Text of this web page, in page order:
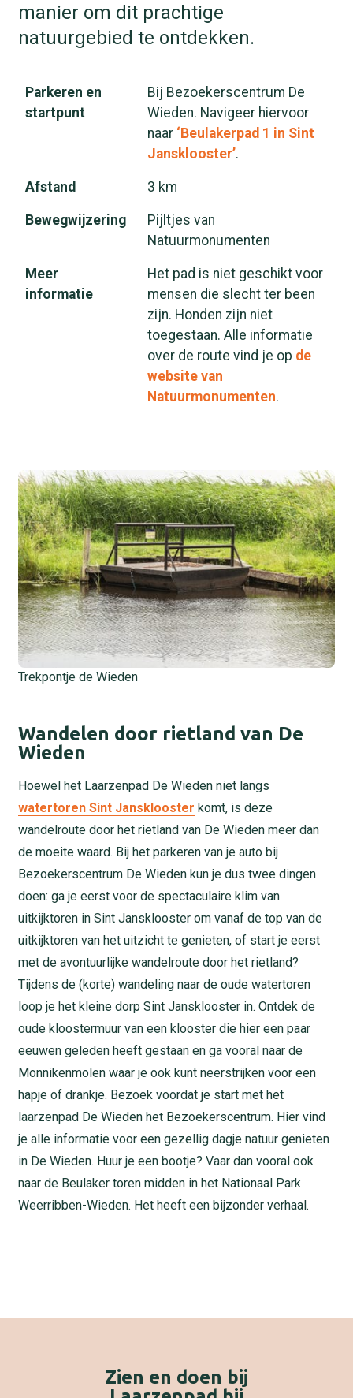
manier om dit prachtige
natuurgebied te ontdekken.
Parkeren en
startpunt
Bij Bezoekerscentrum De
Wieden. Navigeer hiervoor
naar ‘Beulakerpad 1 in Sint
Jansklooster’.
Afstand 3 km
Bewegwijzering
Pijltjes van
Natuurmonumenten
Meer
informatie
Het pad is niet geschikt voor
mensen die slecht ter been
zijn. Honden zijn niet
toegestaan. Alle informatie
over de route vind je op de
website van
Natuurmonumenten.
Trekpontje de Wieden
Wandelen door rietland van De
Wieden
Hoewel het Laarzenpad De Wieden niet langs
watertoren Sint Jansklooster komt, is deze
wandelroute door het rietland van De Wieden meer dan
de moeite waard. Bij het parkeren van je auto bij
Bezoekerscentrum De Wieden kun je dus twee dingen
doen: ga je eerst voor de spectaculaire klim van
uitkijktoren in Sint Jansklooster om vanaf de top van de
uitkijktoren van het uitzicht te genieten, of start je eerst
met de avontuurlijke wandelroute door het rietland?
Tijdens de (korte) wandeling naar de oude watertoren
loop je het kleine dorp Sint Jansklooster in. Ontdek de
oude kloostermuur van een klooster die hier een paar
eeuwen geleden heeft gestaan en ga vooral naar de
Monnikenmolen waar je ook kunt neerstrijken voor een
hapje of drankje. Bezoek voordat je start met het
laarzenpad De Wieden het Bezoekerscentrum. Hier vind
je alle informatie voor een gezellig dagje natuur genieten
in De Wieden. Huur je een bootje? Vaar dan vooral ook
naar de Beulaker toren midden in het Nationaal Park
Weerribben-Wieden. Het heeft een bijzonder verhaal.
Zien en doen bij